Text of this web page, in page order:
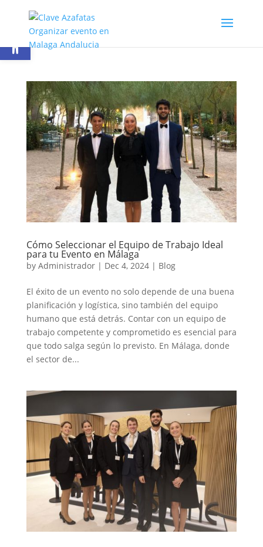
Cómo Seleccionar el Equipo de Trabajo Ideal
para tu Evento en Málaga
by Administrador| Dec 4, 2024| Blog
El éxito de un evento no solo depende de una buena
planificación y logística, sino también del equipo
humano que está detrás. Contar con un equipo de
trabajo competente y comprometido es esencial para
que todo salga según lo previsto. En Málaga, donde
el sector de...
Open toolbar